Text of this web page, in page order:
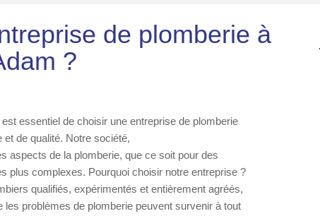
de plomberie à
?
essentiel de choisir une entreprise de plomberie
de qualité. Notre société,
aspects de la plomberie, que ce soit pour des
plus complexes. Pourquoi choisir notre entreprise ?
qualifiés, expérimentés et entièrement agréés,
problèmes de plomberie peuvent survenir à tout